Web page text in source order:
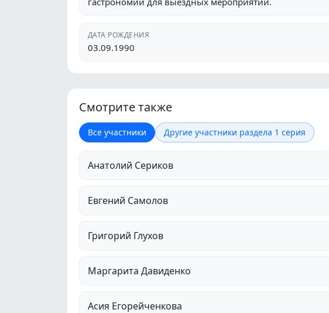
ДАТА РОЖДЕНИЯ
03.09.1990
Смотрите также
Все участники Другие участники раздела 1 серия
Анатолий Сериков
Евгений Самолов
Григорий Глухов
Маргарита Давиденко
Асия Егорейченкова